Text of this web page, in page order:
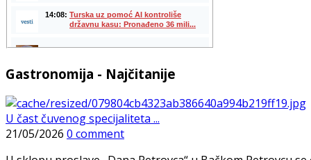
Gastronomija - Najčitanije
U čast čuvenog specijaliteta ...
21/05/2026 0 comment